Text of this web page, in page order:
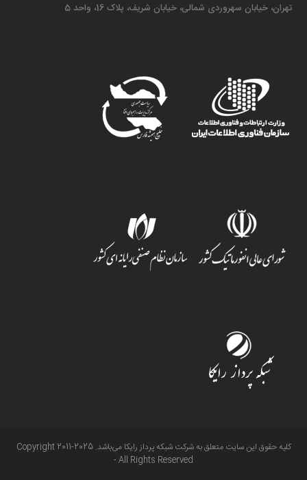
تهران، خیابان سهروردی شمالی، خیابان شریف، پلاک 16، واحد 5
کلیه حقوق این سایت متعلق به شرکت شبکه پرداز رایکا می‌باشد. Copyright 2011-2025
- All Rights Reserved